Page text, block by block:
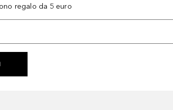
regalo da 5 euro